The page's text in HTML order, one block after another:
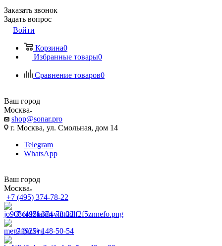
Заказать звонок
Задать вопрос
Войти
Корзина0
Избранные товары0
Сравнение товаров0
Ваш город
Москва
shop@sonar.pro
г. Москва, ул. Смольная, дом 14
Telegram
WhatsApp
Ваш город
Москва
+7 (495) 374-78-22
+7 (495) 374-78-22
+7 (925) 148-50-54